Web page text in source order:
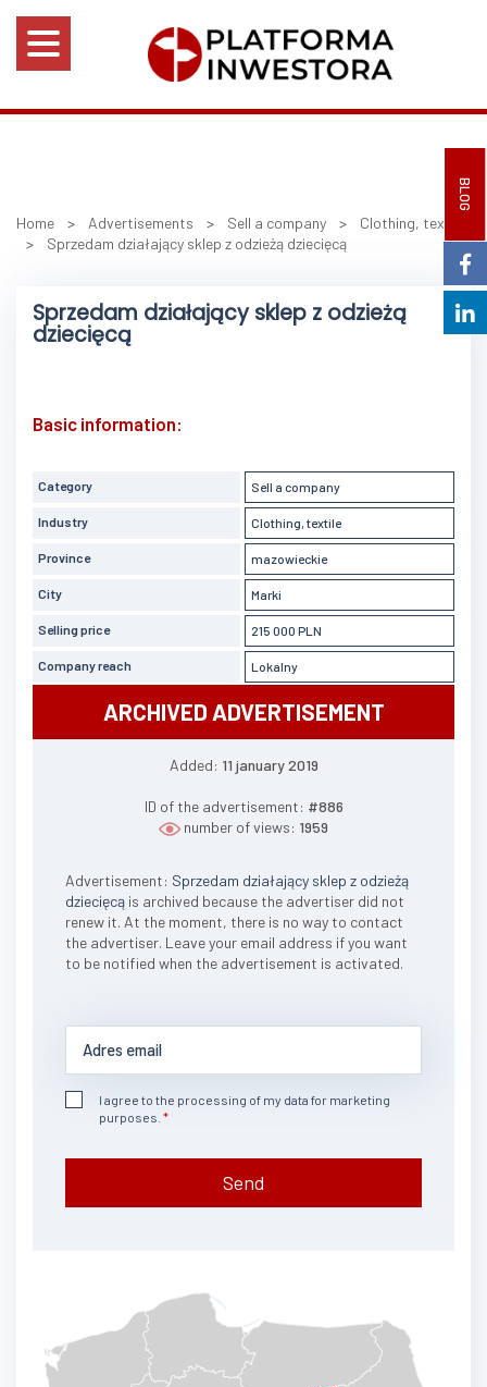
BLOG
Home > Advertisements > Sell a company > Clothing, textile
> Sprzedam działający sklep z odzieżą dziecięcą
Sprzedam działający sklep z odzieżą
dziecięcą
Basic information:
Category Sell a company
Industry Clothing, textile
Province mazowieckie
City Marki
Selling price 215 000 PLN
Company reach Lokalny
ARCHIVED ADVERTISEMENT
Added: 11 january 2019
ID of the advertisement: #886
number of views: 1959
Advertisement: Sprzedam działający sklep z odzieżą
dziecięcą is archived because the advertiser did not
renew it. At the moment, there is no way to contact
the advertiser. Leave your email address if you want
to be notified when the advertisement is activated.
I agree to the processing of my data for marketing
purposes.
Send